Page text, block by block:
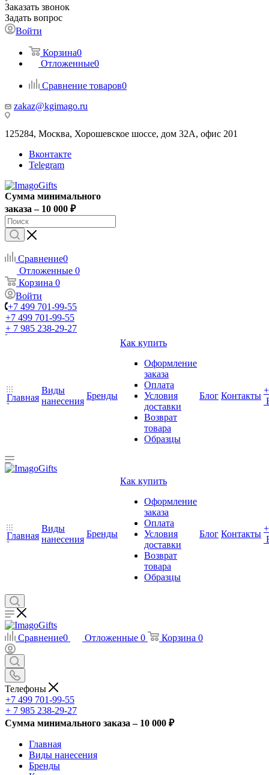
Заказать звонок
Задать вопрос
Войти
Корзина0
Отложенные0
Сравнение товаров0
zakaz@kgimago.ru
125284, Москва, Хорошевское шоссе, дом 32А, офис 201
Вконтакте
Telegram
Сумма минимального
заказа – 10 000 ₽
Сравнение0
Отложенные 0
Корзина 0
Войти
+7 499 701-99-55
+7 499 701-99-55
+ 7 985 238-29-27
Главная
Виды
нанесения
Бренды
Как купить
Оформление
заказа
Оплата
Условия
доставки
Возврат
товара
Образцы
Блог Контакты
+
Главная
Виды
нанесения
Бренды
Как купить
Оформление
заказа
Оплата
Условия
доставки
Возврат
товара
Образцы
Блог Контакты
+
Сравнение0 Отложенные 0 Корзина 0
Телефоны
+7 499 701-99-55
+ 7 985 238-29-27
Сумма минимального заказа – 10 000 ₽
Главная
Виды нанесения
Бренды